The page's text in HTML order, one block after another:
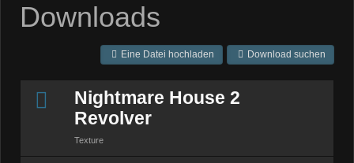
Downloads
Download suchen
Eine Datei hochladen
Nightmare House 2
Revolver
Texture